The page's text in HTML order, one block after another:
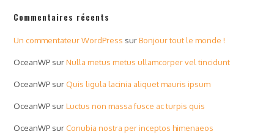
Commentaires récents
Un commentateur WordPress surBonjour tout le monde !
OceanWP surNulla metus metus ullamcorper vel tincidunt
OceanWP surQuis ligula lacinia aliquet mauris ipsum
OceanWP surLuctus non massa fusce ac turpis quis
OceanWP surConubia nostra per inceptos himenaeos